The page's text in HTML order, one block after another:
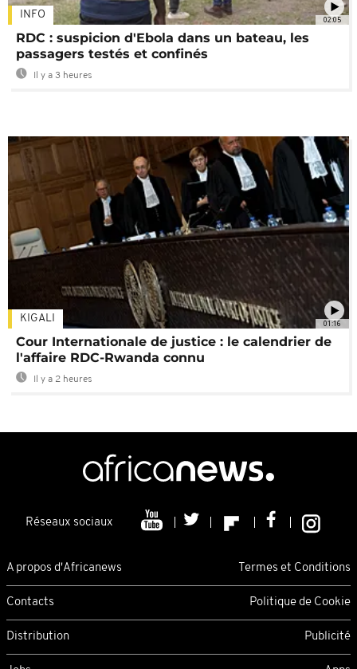
02:05
INFO
RDC : suspicion d'Ebola dans un bateau, les
passagers testés et confinés
Il y a 3 heures
01:16
KIGALI
Cour Internationale de justice : le calendrier de
l'affaire RDC-Rwanda connu
Il y a 2 heures
Réseaux sociaux
A propos d'Africanews Termes et Conditions
Contacts Politique de Cookie
Distribution Publicité